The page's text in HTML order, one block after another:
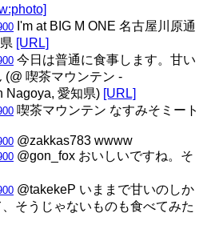
I'm at BIG M ONE 名古屋川原通
[URL]
今日は普通に食事します。甘い
(@ 喫茶マウンテン -
Nagoya, 愛知県) [URL]
喫茶マウンテン なすみそミート
@zakkas783 wwww
@gon_fox おいしいですね。そ
@takekeP いままで甘いのしか
そうじゃないものも食べてみた